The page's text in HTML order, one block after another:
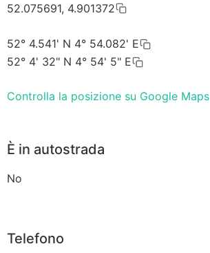
52.075691, 4.901372
52° 4.541' N 4° 54.082' E
52° 4' 32" N 4° 54' 5" E
Controlla la posizione su Google Maps
È in autostrada
No
Telefono